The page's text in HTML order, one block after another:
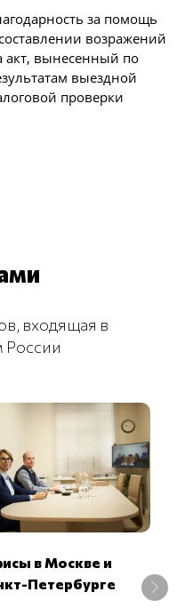
за помощь
возражений
акт, вынесенный по
выездной
проверки
входящая в
в Москве и
Петербурге